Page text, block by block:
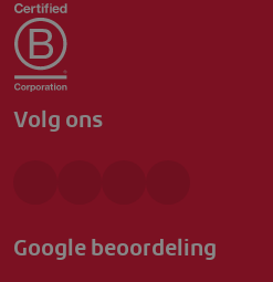
Volg ons
Google beoordeling